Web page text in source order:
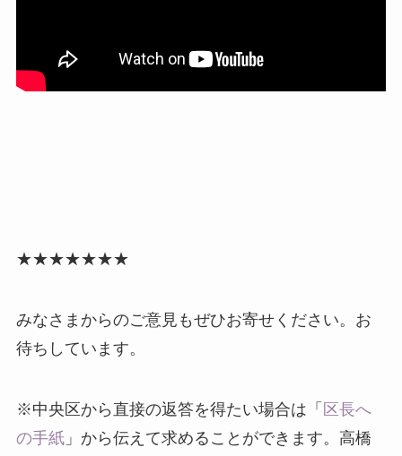
★★★★★★★
みなさまからのご意見もぜひお寄せください。お
待ちしています。
※中央区から直接の返答を得たい場合は「 区長へ
の手紙」から伝えて求めることができます。高橋